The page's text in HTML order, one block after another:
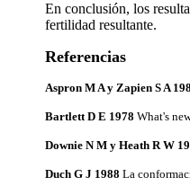
En conclusión, los
fertilidad resultante.
Referencias
Aspron M A y Zapien S A
Bartlett D E 1978 What's
Downie N M y Heath R W
Duch G J 1988 La